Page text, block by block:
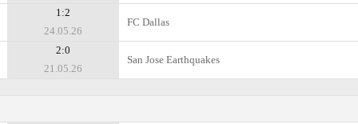
1:2
24.05.26
FC Dallas
2:0
21.05.26
San Jose Earthquakes